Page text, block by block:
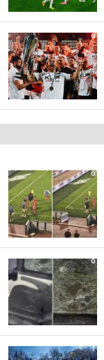
0
0
0
1